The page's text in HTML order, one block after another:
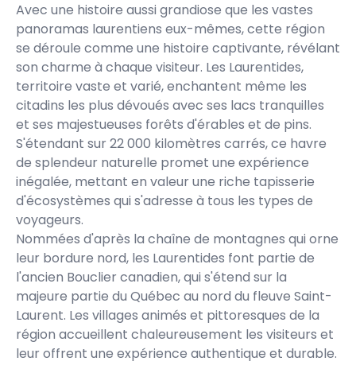
Avec une histoire aussi grandiose que les vastes
panoramas laurentiens eux-mêmes, cette région
se déroule comme une histoire captivante, révélant
son charme à chaque visiteur. Les Laurentides,
territoire vaste et varié, enchantent même les
citadins les plus dévoués avec ses lacs tranquilles
et ses majestueuses forêts d'érables et de pins.
S'étendant sur 22 000 kilomètres carrés, ce havre
de splendeur naturelle promet une expérience
inégalée, mettant en valeur une riche tapisserie
d'écosystèmes qui s'adresse à tous les types de
voyageurs.
Nommées d'après la chaîne de montagnes qui orne
leur bordure nord, les Laurentides font partie de
l'ancien Bouclier canadien, qui s'étend sur la
majeure partie du Québec au nord du fleuve Saint-
Laurent. Les villages animés et pittoresques de la
région accueillent chaleureusement les visiteurs et
leur offrent une expérience authentique et durable.